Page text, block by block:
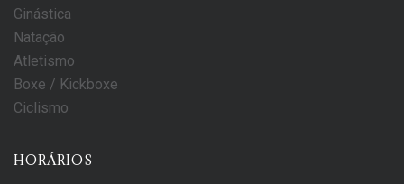
Ginástica
Natação
Atletismo
Boxe / Kickboxe
Ciclismo
HORÁRIOS